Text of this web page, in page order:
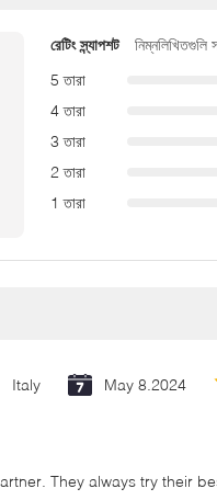
রেটিং স্ন্যাপশট
নিম্নলিখিতগুলি
5 তারা
4 তারা
3 তারা
2 তারা
1 তারা
Italy May 8.2024
They always try their